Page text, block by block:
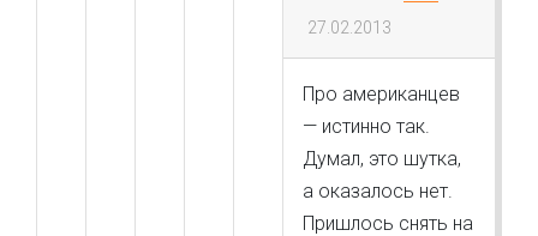
27.02.2013
Про американцев
— истинно так.
Думал, это шутка,
а оказалось нет.
Пришлось снять на